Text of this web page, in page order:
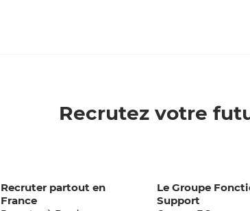
Recrutez votre
Recruter partout en
France
Le Groupe
Support